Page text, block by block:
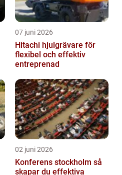
07 juni 2026
Hitachi hjulgrävare för
flexibel och effektiv
entreprenad
02 juni 2026
Konferens stockholm så
skapar du effektiva